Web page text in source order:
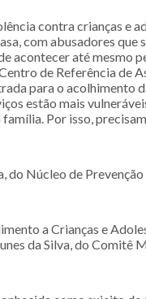
contra crianças e
com abusadores que
acontecer até mesmo
de Referência de
para o acolhimento
estão mais
Por isso,
Núcleo de
a Crianças e
da Silva, do Comitê